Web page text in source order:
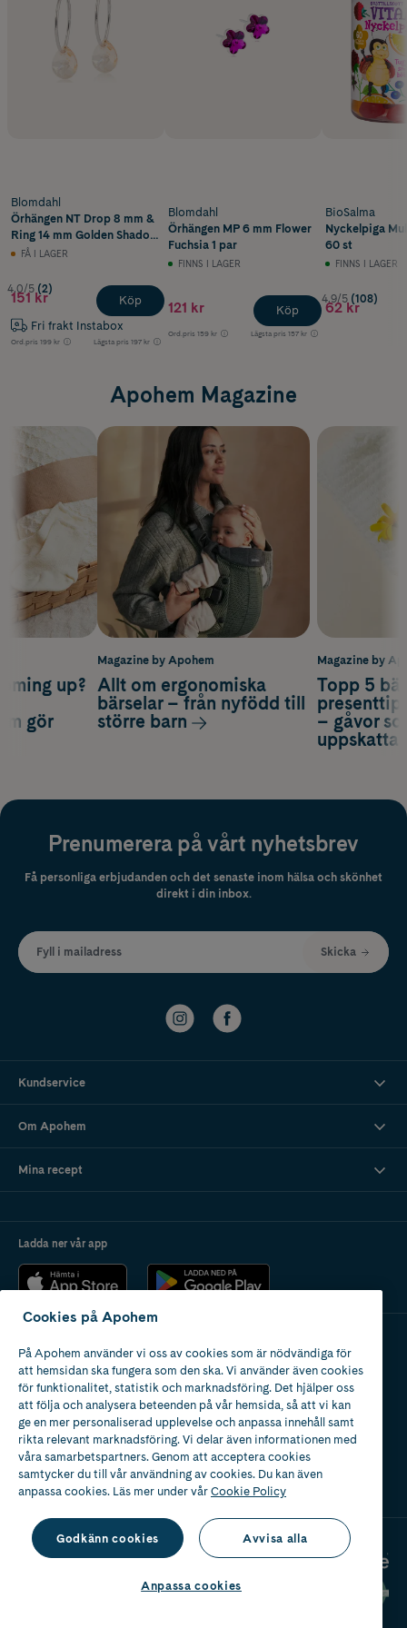
Blomdahl
Örhängen NT Drop 8 mm &
Ring 14 mm Golden Shadow
1 parFÅ I LAGER
4.0/5 (2)
151 kr
Fri frakt Instabox
Ord.pris 199 kr Lägsta pris 197 kr
Köp
Blomdahl
Örhängen MP 6 mm Flower
Fuchsia 1 par
FINNS I LAGER
121 kr
Ord.pris 159 kr Lägsta pris 157 kr
Köp
BioSalma
Nyckelpiga
60 st
FINNS I LAGER
4.9/5 (108)
62 kr
Apohem Magazine
Magazine by
Topp 5
– gåvor
up?
gör
Magazine by Apohem
Allt om ergonomiska
bärselar – från nyfödd till
större barn
Prenumerera på vårt nyhetsbrev
Få personliga erbjudanden och det senaste inom hälsa och skönhet
direkt i din inbox.
Fyll i mailadress Skicka
Kundservice
Om Apohem
Mina recept
Ladda ner vår app
Apotek med tillstånd
av Läkemedelsverket
Cookies på Apohem
På Apohem använder vi oss av cookies som är nödvändiga för
att hemsidan ska fungera som den ska. Vi använder även cookies
för funktionalitet, statistik och marknadsföring. Det hjälper oss
att följa och analysera beteenden på vår hemsida, så att vi kan
ge en mer personaliserad upplevelse och anpassa innehåll samt
rikta relevant marknadsföring. Vi delar även informationen med
våra samarbetspartners. Genom att acceptera cookies
samtycker du till vår användning av cookies. Du kan även
anpassa cookies. Läs mer under vårCookie Policy
Godkänn cookies Avvisa alla
Anpassa cookies